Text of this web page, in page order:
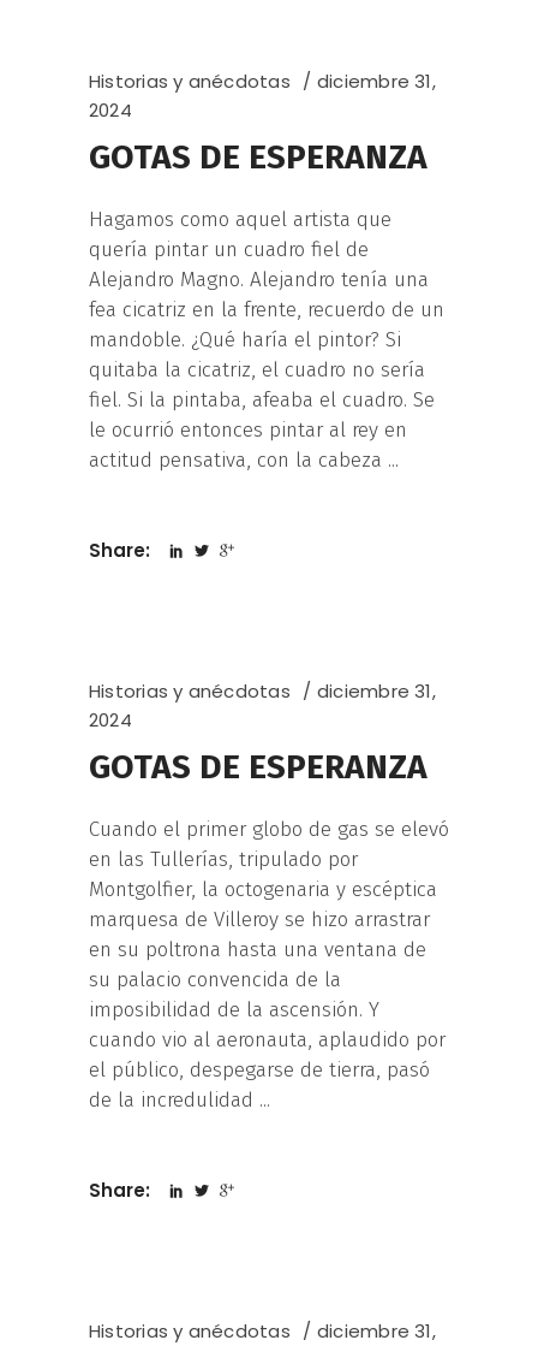
Historias y anécdotas
diciembre 31,
2024
GOTAS DE ESPERANZA
Hagamos como aquel artista que
quería pintar un cuadro fiel de
Alejandro Magno. Alejandro tenía una
fea cicatriz en la frente, recuerdo de un
mandoble. ¿Qué haría el pintor? Si
quitaba la cicatriz, el cuadro no sería
fiel. Si la pintaba, afeaba el cuadro. Se
le ocurrió entonces pintar al rey en
actitud pensativa, con la cabeza
Share:
Historias y anécdotas
diciembre 31,
2024
GOTAS DE ESPERANZA
Cuando el primer globo de gas se elevó
en las Tullerías, tripulado por
Montgolfier, la octogenaria y escéptica
marquesa de Villeroy se hizo arrastrar
en su poltrona hasta una ventana de
su palacio convencida de la
imposibilidad de la ascensión. Y
cuando vio al aeronauta, aplaudido por
el público, despegarse de tierra, pasó
de la incredulidad
Share:
Historias y anécdotas
diciembre 31,